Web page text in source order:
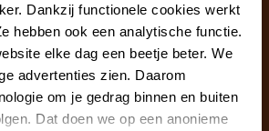
Dankzij functionele cookies werkt
hebben ook een analytische functie.
elke dag een beetje beter. We
advertenties zien. Daarom
om je gedrag binnen en buiten
Dat doen we op een anonieme
& FAQ
staan voor u klaar.
t/m vr van 09:30 - 16:00 telefonisch